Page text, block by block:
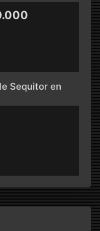
Sequitor en